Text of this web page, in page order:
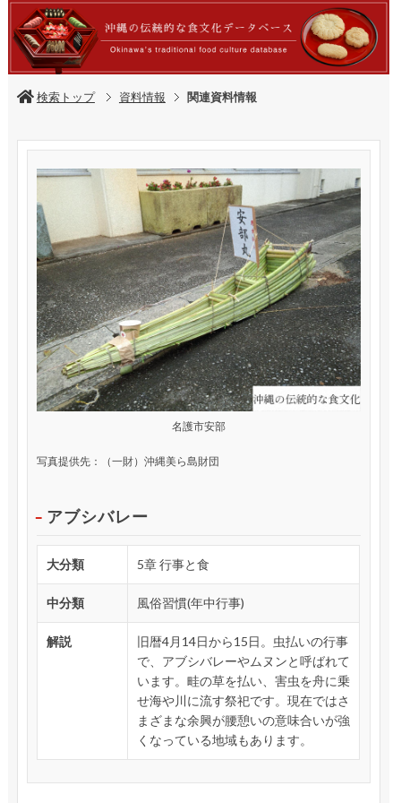
検索トップ 資料情報 関連資料情報
名護市安部
写真提供先：（一財）沖縄美ら島財団
アブシバレー
大分類 5章 行事と食
中分類 風俗習慣(年中行事)
解説
旧暦4月14日から15日。虫払いの行事
で、アブシバレーやムヌンと呼ばれて
います。畦の草を払い、害虫を舟に乗
せ海や川に流す祭祀です。現在ではさ
まざまな余興が腰憩いの意味合いが強
くなっている地域もあります。